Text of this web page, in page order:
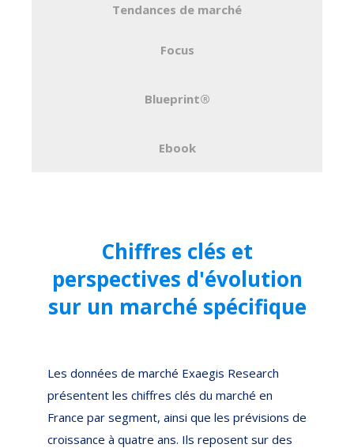
Tendances de marché
Focus
Blueprint®
Ebook
Chiffres clés et
perspectives d'évolution
sur un marché spécifique
Les données de marché Exaegis Research
présentent les chiffres clés du marché en
France par segment, ainsi que les prévisions de
croissance à quatre ans. Ils reposent sur des